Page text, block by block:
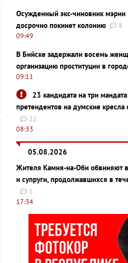
Осужденный экс-чиновник мэрии
досрочно покинет колонию
8
09:49
В Бийске задержали восемь
организацию проституции в
09:11
23 кандидата на три
претендентов на думские кресла
22
08:33
05.08.2026
Жителя Камня-на-Оби обвиняют в
и супруги, продолжавшихся в
1
17:34